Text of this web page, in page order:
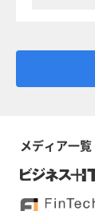
メディア一覧